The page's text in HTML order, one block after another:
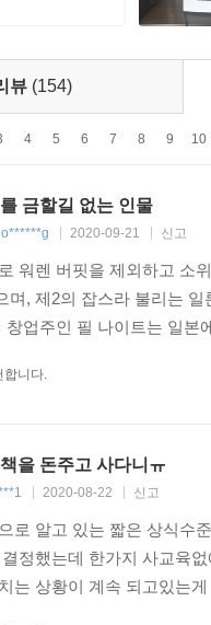
뷰 (154)
4 5 6 7 8 9 10
금할길 없는 인물
o******g 2020-09-21 신고
워렌 버핏을 제외하고 소
며, 제2의 잡스라 불리는
창업주인 필 나이트는 일
합니다.
을 돈주고 사다니ㅠ
2020-08-22 신고
로 알고 있는 짧은 상식수
정했는데 한가지 사교육
는 상황이 계속 되고있는